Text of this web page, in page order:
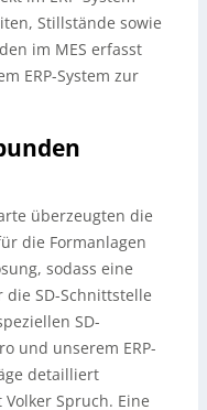
Stillstände sowie
im MES erfasst
ERP-System zur
überzeugten die
die Formanlagen
sodass eine
SD-Schnittstelle
SD-
und unserem ERP-
detailliert
Spruch. Eine